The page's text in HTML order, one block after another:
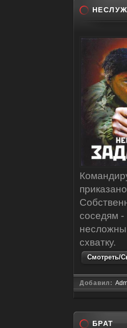
соседям -
схватку.
Смотреть/
Добавил:
БРАТ